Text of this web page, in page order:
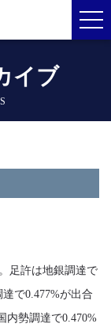
イブ
足許は地銀調達で
で0.477%が出合
内勢調達で0.470%